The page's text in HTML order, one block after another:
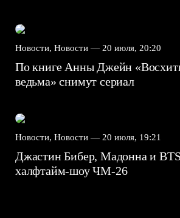
Новости, Новости — 20 июля, 20:20
По книге Анны Джейн
ведьма» снимут сериал
Новости, Новости — 20 июля, 19:21
Джастин Бибер, Мадонна и
халфтайм-шоу ЧМ-26